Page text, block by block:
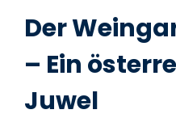
Der
– Ein
Juwel